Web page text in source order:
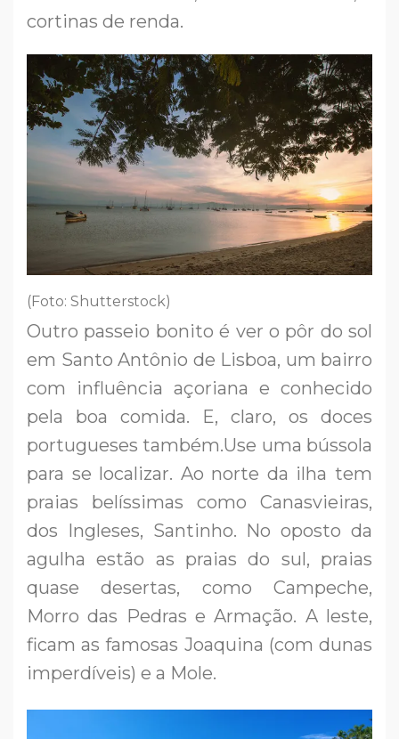
cortinas de renda.
(Foto: Shutterstock)
Outro passeio bonito é ver o pôr do sol
em Santo Antônio de Lisboa, um bairro
com influência açoriana e conhecido
pela boa comida. E, claro, os doces
portugueses também.Use uma bússola
para se localizar. Ao norte da ilha tem
praias belíssimas como Canasvieiras,
dos Ingleses, Santinho. No oposto da
agulha estão as praias do sul, praias
quase desertas, como Campeche,
Morro das Pedras e Armação. A leste,
ficam as famosas Joaquina (com dunas
imperdíveis) e a Mole.